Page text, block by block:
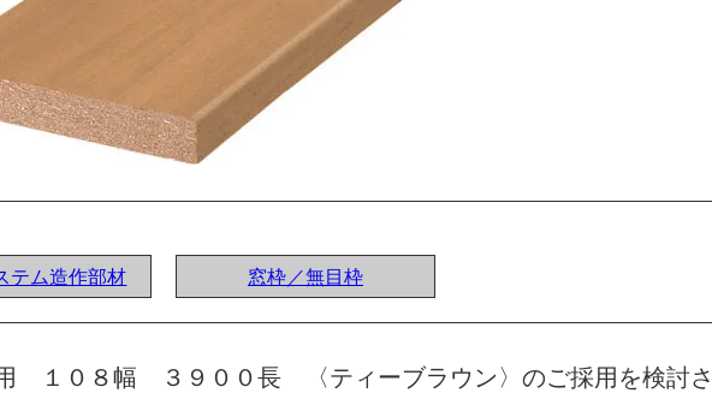
テム造作部材 窓枠／無目枠
０８幅 ３９００長 〈ティーブラウン〉のご採用を検討さ